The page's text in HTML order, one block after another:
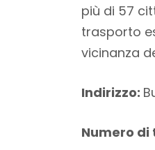
più di 57
trasporto
vicinanza
Indirizzo:
Numero di